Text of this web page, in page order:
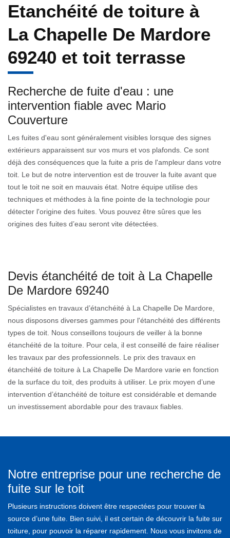
Etanchéité de toiture à
La Chapelle De Mardore
69240 et toit terrasse
Recherche de fuite d'eau : une
intervention fiable avec Mario
Couverture
Les fuites d'eau sont généralement visibles lorsque des signes
extérieurs apparaissent sur vos murs et vos plafonds. Ce sont
déjà des conséquences que la fuite a pris de l'ampleur dans votre
toit. Le but de notre intervention est de trouver la fuite avant que
tout le toit ne soit en mauvais état. Notre équipe utilise des
techniques et méthodes à la fine pointe de la technologie pour
détecter l'origine des fuites. Vous pouvez être sûres que les
origines des fuites d’eau seront vite détectées.
Devis étanchéité de toit à La Chapelle
De Mardore 69240
Spécialistes en travaux d’étanchéité à La Chapelle De Mardore,
nous disposons diverses gammes pour l'étanchéité des différents
types de toit. Nous conseillons toujours de veiller à la bonne
étanchéité de la toiture. Pour cela, il est conseillé de faire réaliser
les travaux par des professionnels. Le prix des travaux en
étanchéité de toiture à La Chapelle De Mardore varie en fonction
de la surface du toit, des produits à utiliser. Le prix moyen d’une
intervention d’étanchéité de toiture est considérable et demande
un investissement abordable pour des travaux fiables.
Notre entreprise pour une recherche de
fuite sur le toit
Plusieurs instructions doivent être respectées pour trouver la
source d’une fuite. Bien suivi, il est certain de découvrir la fuite sur
toiture, pour pouvoir la réparer rapidement. Nous vous invitons de